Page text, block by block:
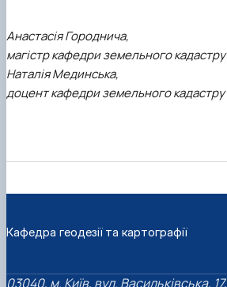
Анастасія Городнича,
магістр кафедри земельного кадастру
Наталія Мединська,
доцент кафедри земельного кадастру
Кафедра геодезії та картографії
03040, м. Київ, вул. Васильківська, 17,